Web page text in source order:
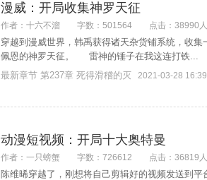
漫威：开局收集神罗天征
作者：十六不溜 字数：501564 点击：38990人
穿越到漫威世界，韩禹获得诸天杂货铺系统，
佩恩的神罗天征。 雷神的锤子在我这连打铁...
最新章节 第237章 死得滑稽的灭
2021-03-28
动漫短视频：开局十大奥特曼
作者：一只螃蟹 字数：726612 点击：36819人
陈维晞穿越了，刚想将自己剪辑好的视频发送到